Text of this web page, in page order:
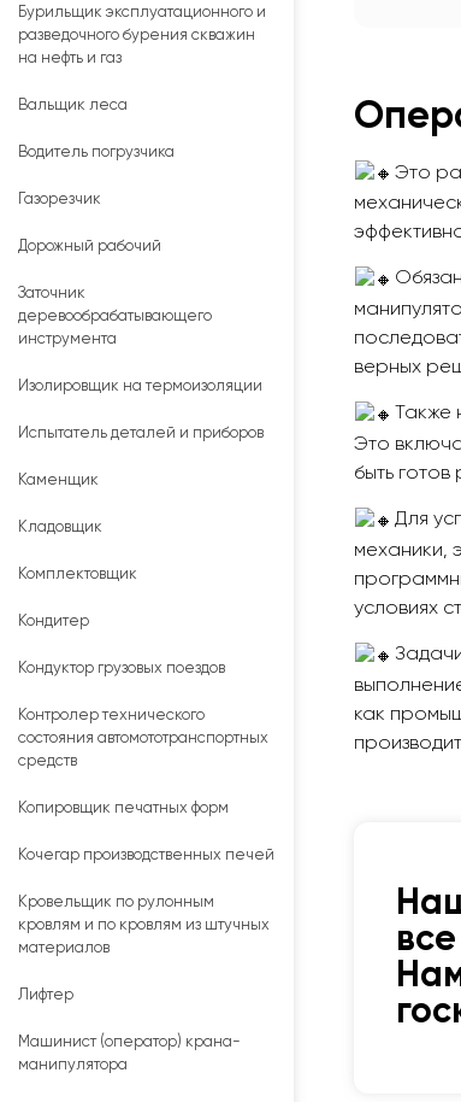
Бурильщик эксплуатационного и
разведочного бурения скважин
на нефть и газ
Вальщик леса
Водитель погрузчика
Газорезчик
Дорожный рабочий
Заточник
деревообрабатывающего
инструмента
Изолировщик на термоизоляции
Испытатель деталей и приборов
Каменщик
Кладовщик
Комплектовщик
Кондитер
Кондуктор грузовых поездов
Контролер технического
состояния автомототранспортных
средств
Копировщик печатных форм
Кочегар производственных печей
Кровельщик по рулонным
кровлям и по кровлям из штучных
материалов
Лифтер
Машинист (оператор) крана-
манипулятора
Это
верных
Также
Это
быть
Для
механики,
условиях
как